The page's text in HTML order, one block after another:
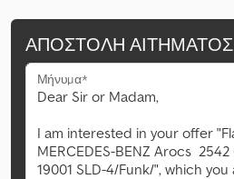
ΑΠΟΣΤΟΛΉ ΑΙΤΉΜΑΤΟΣ
Μήνυμα*